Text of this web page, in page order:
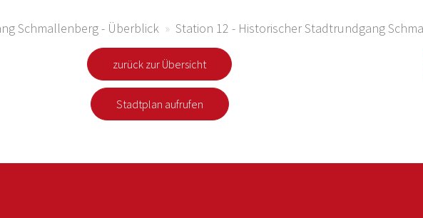
Schmallenberg - Überblick Station 12 - Historischer Stadtrundgang
zurück zur Übersicht
Stadtplan aufrufen